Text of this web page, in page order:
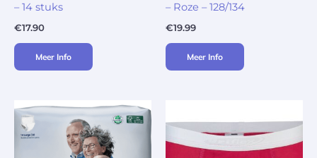
– 14 stuks
€17.90
Meer Info
– Roze – 128/134
€19.99
Meer Info